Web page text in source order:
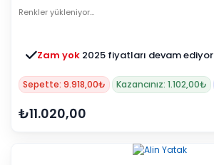
Renkler yükleniyor…
Zam yok 2025 fiyatları devam ediyor
Sepette: 9.918,00₺ Kazancınız: 1.102,00₺
₺11.020,00